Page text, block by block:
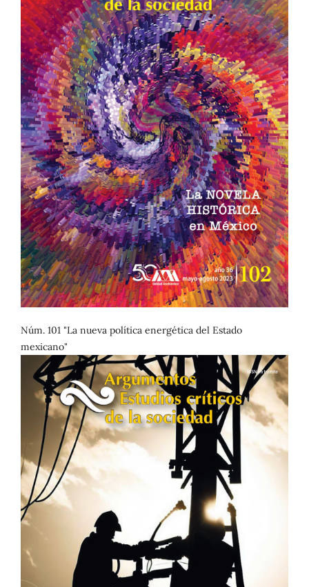
Núm. 101 "La nueva política energética del Estado
mexicano"